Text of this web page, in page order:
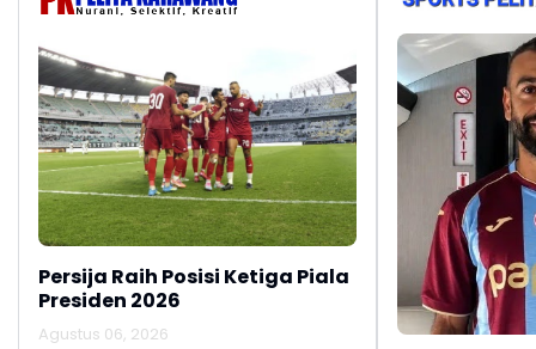
Persija Raih Posisi Ketiga Piala
Presiden 2026
Agustus 06, 2026